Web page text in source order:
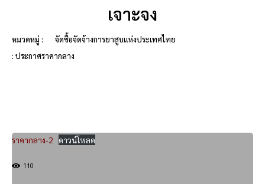
เจาะจง
หมวดหมู่ :
จัดซื้อจัดจ้างการยาสูบแห่งประเทศไทย
: ประกาศราคากลาง
ราคากลาง-2 ดาวน์โหลด
110